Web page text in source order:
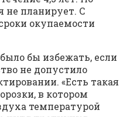
не планирует. С
окупаемости
бы избежать, если
не допустило
«Есть такая
в котором
температурой